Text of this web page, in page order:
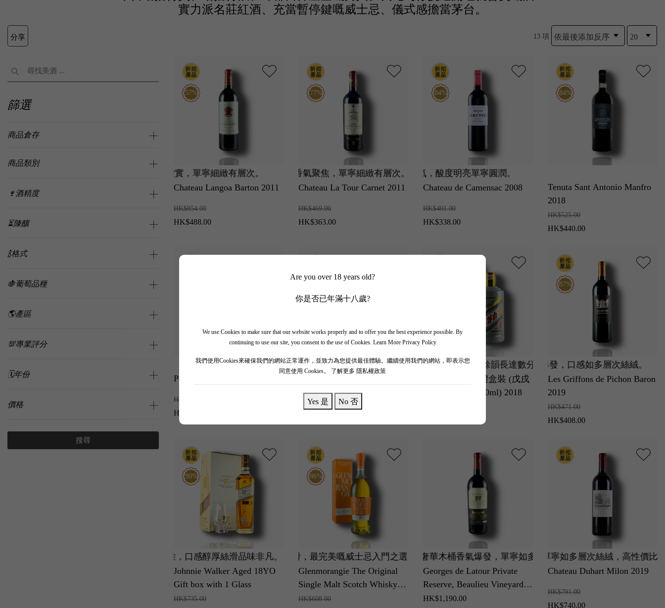
Are you over 18 years old?
你是否已年滿十八歲?
We use Cookies to make sure that our website works properly and to offer you the best experience possible. By
continuing to use our site, you consent to the use of Cookies. Learn More Privacy Policy
我們使用Cookies來確保我們的網站正常運作，並致力為您提供最佳體驗。繼續使用我們的網站，即表示您
同意使用 Cookies。 了解更多 隱私權政策
Yes 是 No 否
實力派名莊紅酒、充當暫停鍵嘅威士忌、儀式感擔當茅台。
分享 13 項
篩選
商品倉存
商品類別
🍷酒精度
⏳陳釀
🍾格式
🍇葡萄品種
🌎產區
💯專業評分
🗓️年份
價格
搜尋
57%
加侖子與雪松香氣純淨聚焦，骨架紮實，單寧細緻有層次。
經典冷涼年份之作！展現極佳精準度與張力，黑加侖子與雪松香氣純淨聚焦，骨架紮實，單寧細緻有層
Chateau Langoa Barton 2011
HK$854.00
HK$488.00
77%
名莊！11 經典冷涼年份展現堅實骨架與純淨度，黑加侖子與雪茄盒香氣聚焦，單寧細緻有層次。
性價比極高四級名莊！11 經典冷涼年份展現堅實骨架與純淨度，
Chateau La Tour Carnet 2011
HK$469.00
HK$363.00
84%
高性價比五級莊！08 經典活力年份已達完美適飲期，散發成熟黑果與迷人雪茄盒香氣，酸度明亮單寧圓潤。
Chateau de Camensac 2008
HK$401.00
HK$338.00
84%
Tenuta Sant Antonio Manfro
2018
HK$525.00
HK$440.00
Penfolds (Bin 389) 2022
HK$593.00
HK$518.00
致優雅！美賀莊園展現蛇龍珠獨特東方草本香氣，紅櫻桃與青椒薄荷氣息聚焦，單寧幼滑無負擔。
中國特色品種極致優雅！美賀莊園展現蛇龍珠獨特東方草本香
Gernischt 2023 美賀莊園尊
享蛇龍珠干紅葡萄酒 2023
HK$862.00
中國白酒終極天花板！18 狗年生肖限量版極具收藏價值，大麯醬香工藝令酒體醇厚無比，醬香澎湃餘韻長達數分鐘。
中國白酒終極天花板！18 狗
茅台-貴州茅台禮盒裝 (戊戌
狗年) 醬香型(500ml) 2018
87%
世紀神話靚年超值名莊！完美結合波亞克優雅與強大力量，黑加侖子與雪茄盒香氣爆發，口感如多層次絲絨。
Les Griffons de Pichon Baron
2019
HK$471.00
HK$408.00
90%
原酒，燉煮水果與焦糖蘋果香氣高雅，口感醇厚絲滑品味非凡。
尊貴禮盒附精緻酒杯！首席調酒師挑選18年珍稀原酒，燉煮水果與焦糖蘋果香氣高雅，口感醇厚絲
Johnnie Walker Aged 18YO
Gift box with 1 Glass
HK$735.00
86%
餾器打造！極致純淨輕盈，蜜桃與白花香氣香甜迷人，口感圓潤順滑，最完美嘅威士忌入門之選。
全蘇格蘭最高蒸餾器打造！極致純淨輕盈，蜜桃與白花香氣香
Glenmorangie The Original
Single Malt Scotch Whisky
10 Year Old (with gift box)
HK$608.00
美國納帕谷歷史傳奇！19 完美超級靚年注入史無前例力量感與濃縮度，黑加侖子與奢華木桶香氣爆發，單寧如多層次絲絨。
美國納帕谷歷史傳奇
Georges de Latour Private
Reserve, Beaulieu Vineyard
2019
HK$1,190.00
世紀超級神話靚年！極度奢華果香與深不可測層次，黑加侖子與雪松木香氣爆發，單寧如多層次絲絨，高性價比珍寶。
Chateau Duhart Milon 2019
HK$791.00
HK$740.00